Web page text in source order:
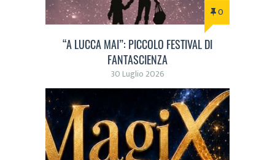
0
“A LUCCA MAI”: PICCOLO FESTIVAL DI
FANTASCIENZA
30 Luglio 2026